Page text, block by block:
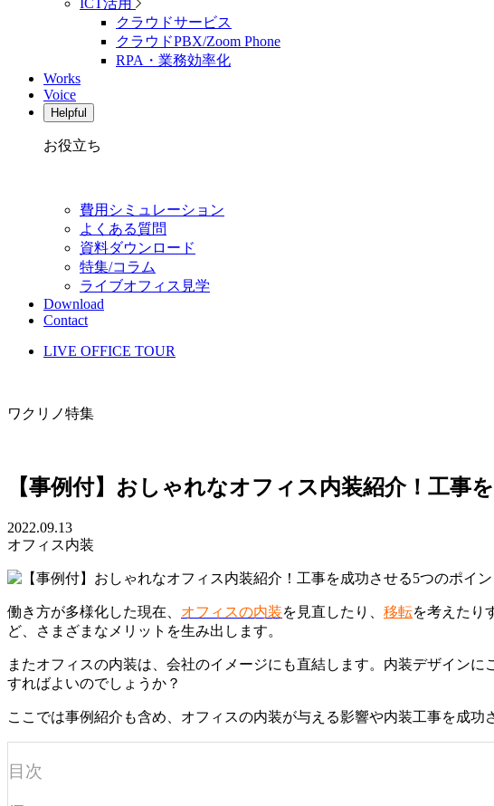
ICT活用
クラウドサービス
クラウドPBX/Zoom Phone
RPA・業務効率化
Works
Voice
Helpful
お役立ち
費用シミュレーション
よくある質問
資料ダウンロード
特集/コラム
ライブオフィス見学
Download
Contact
LIVE OFFICE TOUR
ワクリノ特集
【事例付】おしゃれなオフィス内装紹介！工事
2022.09.13
オフィス内装
働き方が多様化した現在、 オフィスの内装を見直したり、 移転を考えたり
ど、さまざまなメリットを生み出します。
またオフィスの内装は、会社のイメージにも直結します。内装デザイン
すればよいのでしょうか？
ここでは事例紹介も含め、オフィスの内装が与える影響や内装工事を成
目次